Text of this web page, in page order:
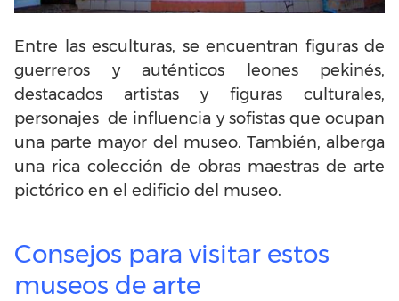
Entre las esculturas, se encuentran figuras de
guerreros y auténticos leones pekinés,
destacados artistas y figuras culturales,
personajes de influencia y sofistas que ocupan
una parte mayor del museo. También, alberga
una rica colección de obras maestras de arte
pictórico en el edificio del museo.
Consejos para visitar estos
museos de arte